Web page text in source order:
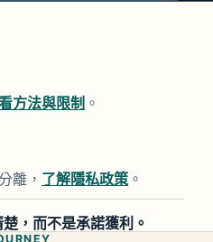
方法與限制 。
離， 了解隱私政策。
，而不是承諾獲利。